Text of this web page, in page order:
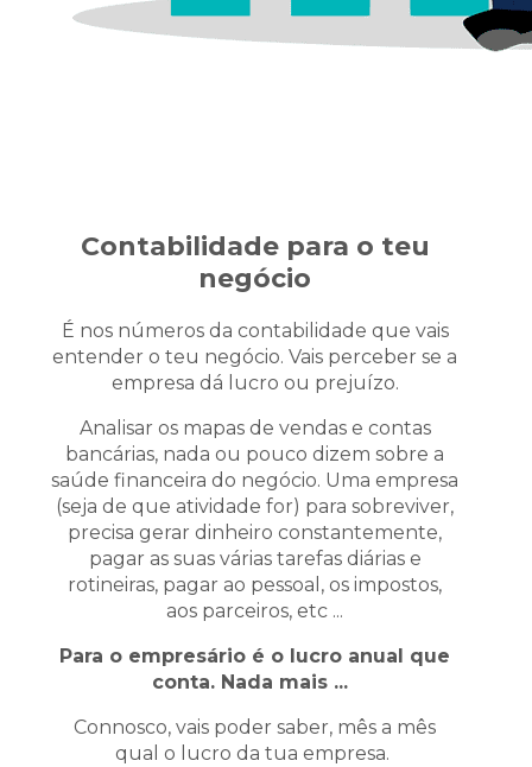
Contabilidade para o teu
negócio
É nos números da contabilidade que vais
entender o teu negócio.Vais perceber se a
empresa dá lucro ou prejuízo.
Analisar os mapas de vendas e contas
bancárias, nada ou pouco dizem sobre a
saúde financeira do negócio. Uma empresa
(seja de que atividade for) para sobreviver,
precisa gerar dinheiro constantemente,
pagar as suas várias tarefas diárias e
rotineiras, pagar ao pessoal, os impostos,
aos parceiros, etc ...
Para o empresário é o lucro anual que
conta. Nada mais ...
Connosco, vais poder saber, mês a mês
qual o lucro da tua empresa.